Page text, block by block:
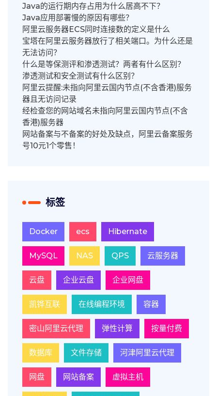
Java的运行期内存占用为什么居高不下？
Java应用部署慢的原因有哪些？
阿里云服务器ECS同时连接数的定义是什么
宝塔在阿里云服务器放行了相关端口。为什么还是
无法访问？
什么是等保测评和渗透测试？两者有什么区别？
渗透测试和安全测试有什么区别？
阿里云提醒:未指向阿里云国内节点(不含香港)服务
器且无访问记录
经检查您的网站域名未指向阿里云国内节点(不含
香港)服务器
网站备案与不备案的好处及缺点，阿里云备案服务
号10元1个零售！
标签
Docker ecs Hibernate
MySQL NAS QPS 云服务器
云盘 企业云盘 企业网盘
凯铧互联 在线编程环境 容器
密山阿里云代理 弹性计算 按量付费
数据库 文件存储 河津阿里云代理
网盘 网站备案 虚拟主机